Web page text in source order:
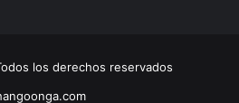
los derechos reservados